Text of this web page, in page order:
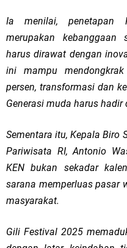
Ia menilai, penetapan
merupakan kebanggaan
harus dirawat dengan
ini mampu
persen, transformasi dan
Generasi muda harus hadir
Sementara itu, Kepala Biro
Pariwisata RI, Antonio
KEN bukan sekadar
sarana memperluas pasar
masyarakat.
Gili Festival 2025